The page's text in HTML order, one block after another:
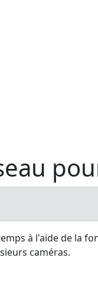
à l'aide de la
caméras.